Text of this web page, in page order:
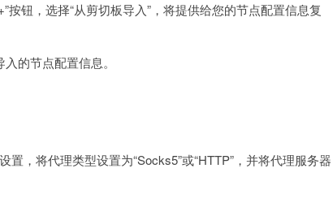
钮，选择“从剪切板导入”，将提供给您的节点配置信息复
的节点配置信息。
，将代理类型设置为“Socks5”或“HTTP”，并将代理服务器